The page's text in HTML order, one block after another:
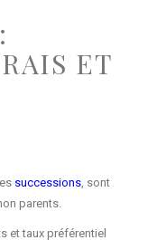
ET
successions , sont
parents.
et taux préférentiel